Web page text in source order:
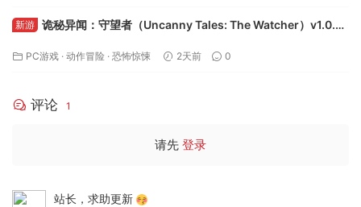
新游 诡秘异闻：守望者（Uncanny Tales: The Watcher）v1.0.8
PC游戏 · 动作冒险 · 恐怖惊悚 2天前 0
评论 1
请先 登录
站长，求助更新